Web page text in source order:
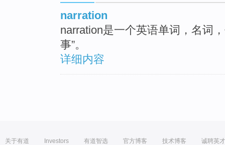
narration
narration是一个英语单词，名词
事”。
详细内容
关于有道 Investors 有道智选 官方博客 技术博客 诚聘英才